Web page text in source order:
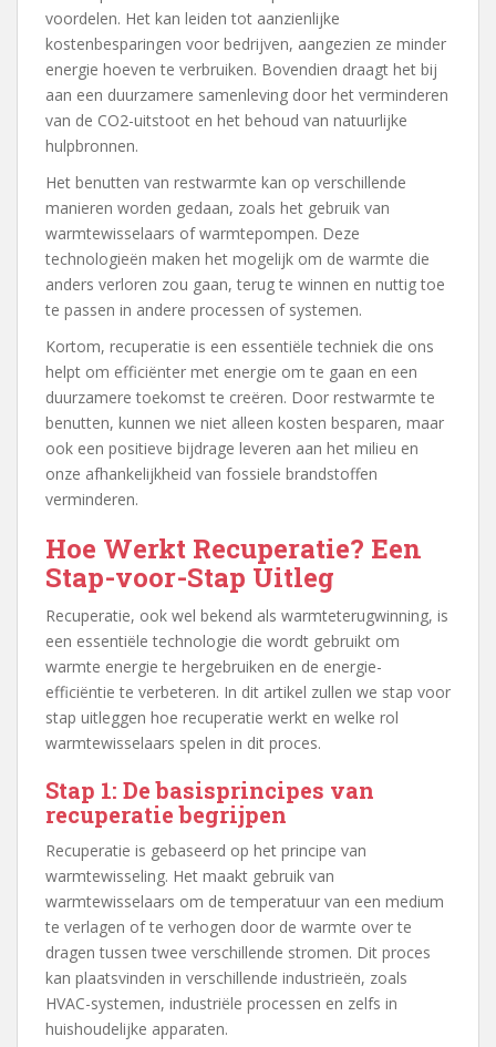
voordelen. Het kan leiden tot aanzienlijke
kostenbesparingen voor bedrijven, aangezien ze minder
energie hoeven te verbruiken. Bovendien draagt het bij
aan een duurzamere samenleving door het verminderen
van de CO2-uitstoot en het behoud van natuurlijke
hulpbronnen.
Het benutten van restwarmte kan op verschillende
manieren worden gedaan, zoals het gebruik van
warmtewisselaars of warmtepompen. Deze
technologieën maken het mogelijk om de warmte die
anders verloren zou gaan, terug te winnen en nuttig toe
te passen in andere processen of systemen.
Kortom, recuperatie is een essentiële techniek die ons
helpt om efficiënter met energie om te gaan en een
duurzamere toekomst te creëren. Door restwarmte te
benutten, kunnen we niet alleen kosten besparen, maar
ook een positieve bijdrage leveren aan het milieu en
onze afhankelijkheid van fossiele brandstoffen
verminderen.
Hoe Werkt Recuperatie? Een
Stap-voor-Stap Uitleg
Recuperatie, ook wel bekend als warmteterugwinning, is
een essentiële technologie die wordt gebruikt om
warmte energie te hergebruiken en de energie-
efficiëntie te verbeteren. In dit artikel zullen we stap voor
stap uitleggen hoe recuperatie werkt en welke rol
warmtewisselaars spelen in dit proces.
Stap 1: De basisprincipes van
recuperatie begrijpen
Recuperatie is gebaseerd op het principe van
warmtewisseling. Het maakt gebruik van
warmtewisselaars om de temperatuur van een medium
te verlagen of te verhogen door de warmte over te
dragen tussen twee verschillende stromen. Dit proces
kan plaatsvinden in verschillende industrieën, zoals
HVAC-systemen, industriële processen en zelfs in
huishoudelijke apparaten.